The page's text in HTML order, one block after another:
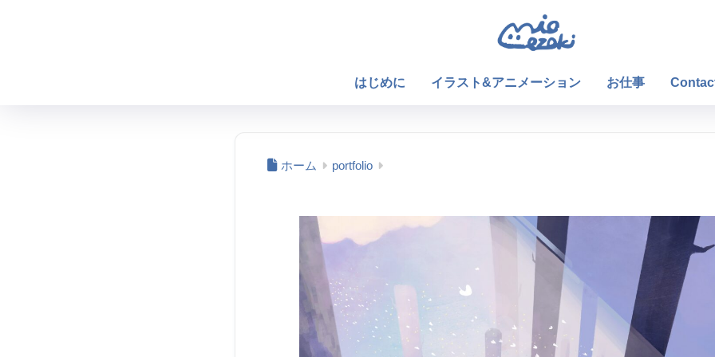
はじめに イラスト&アニメーション お仕事
ホーム portfolio